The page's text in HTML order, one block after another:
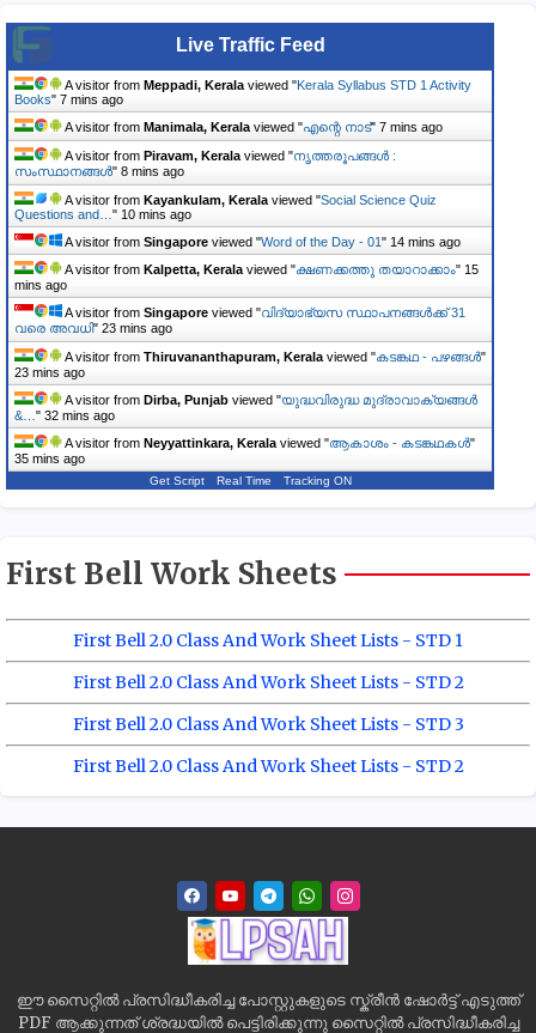
Live Traffic Feed
A visitor from Meppadi, Keralaviewed "Kerala Syllabus STD 1 Activity
Books" 7 mins ago
A visitor from Manimala, Keralaviewed "എന്റെ നാട്" 7 mins ago
A visitor from Piravam, Keralaviewed "നൃത്തരൂപങ്ങൾ :
സംസ്ഥാനങ്ങൾ" 8 mins ago
A visitor from Kayankulam, Keralaviewed "Social Science Quiz
Questions and…" 10 mins ago
A visitor from Singapore viewed "Word of the Day - 01" 14 mins ago
A visitor from Kalpetta, Keralaviewed "ക്ഷണക്കത്തു തയാറാക്കാം" 15
mins ago
A visitor from Singapore viewed "വിദ്യാഭ്യസ സ്ഥാപനങ്ങൾക്ക് 31
വരെ അവധി" 23 mins ago
A visitor from Thiruvananthapuram, Keralaviewed "കടങ്കഥ - പഴങ്ങൾ"
23 mins ago
A visitor from Dirba, Punjab viewed "യുദ്ധവിരുദ്ധ മുദ്രാവാക്യങ്ങൾ
&…" 32 mins ago
A visitor from Neyyattinkara, Keralaviewed "ആകാശം - കടങ്കഥകൾ"
35 mins ago
Get Script Real Time Tracking ON
First Bell Work Sheets
First Bell 2.0 Class And Work Sheet Lists - STD 1
First Bell 2.0 Class And Work Sheet Lists - STD 2
First Bell 2.0 Class And Work Sheet Lists - STD 3
First Bell 2.0 Class And Work Sheet Lists - STD 2
ഈ സൈറ്റിൽ പ്രസിദ്ധീകരിച്ച പോസ്റ്റുകളുടെ സ്ക്രീൻ ഷോർട്ട് എടുത്ത്
PDF ആക്കുന്നത് ശ്രദ്ധയിൽ പെട്ടിരിക്കുന്നു സൈറ്റിൽ പ്രസിദ്ധീകരിച്ച